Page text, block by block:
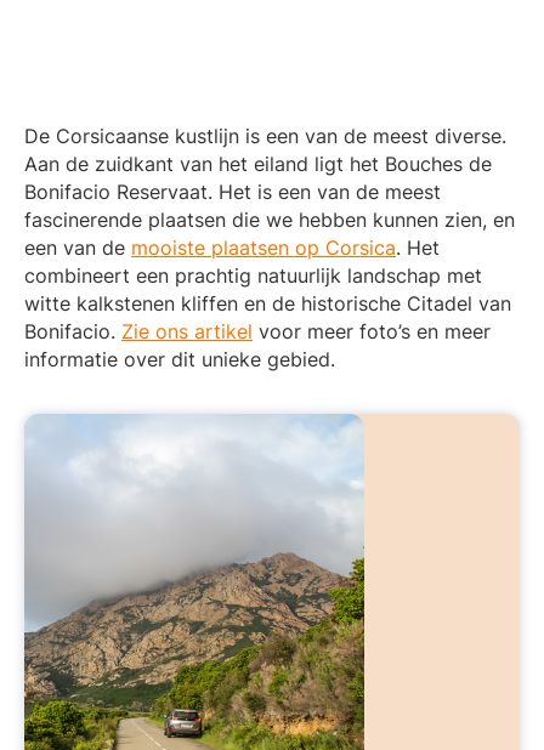
De Corsicaanse kustlijn is een van de meest diverse.
Aan de zuidkant van het eiland ligt het Bouches de
Bonifacio Reservaat. Het is een van de meest
fascinerende plaatsen die we hebben kunnen zien, en
een van de mooiste plaatsen op Corsica. Het
combineert een prachtig natuurlijk landschap met
witte kalkstenen kliffen en de historische Citadel van
Bonifacio. Zie ons artikel voor meer foto’s en meer
informatie over dit unieke gebied.